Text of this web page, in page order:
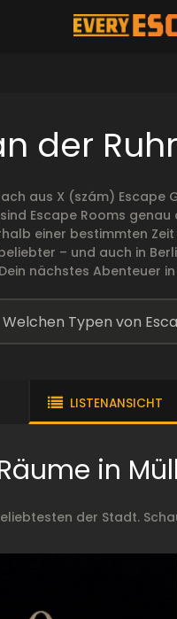
der
aus X (szám) Escape
Escape Rooms
einer bestimmten
– und auch in
Dein nächstes Abenteuer
LISTENANSICHT
in
der Stadt.